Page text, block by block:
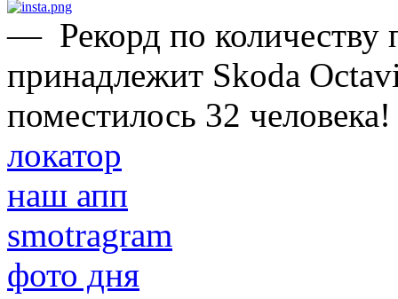
— Рекорд по количеству
принадлежит Skoda
поместилось 32 человека!
локатор
наш апп
smotragram
фото дня